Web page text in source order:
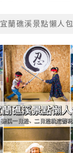
宜蘭礁溪景點懶人包